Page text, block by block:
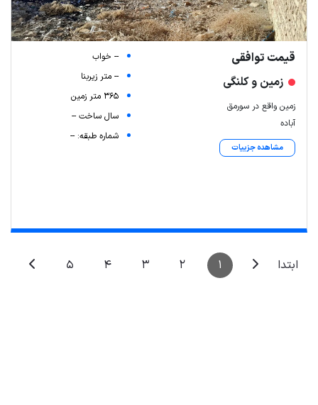
Leaflet | Map data © ariamarz.com
قیمت توافقی
زمین و کلنگی
زمین واقع در سورمق
آباده
مشاهده جزییات
-- خواب
-- متر زیربنا
365 متر زمین
سال ساخت --
شماره طبقه: --
ابتدا 1
2
3
4
5